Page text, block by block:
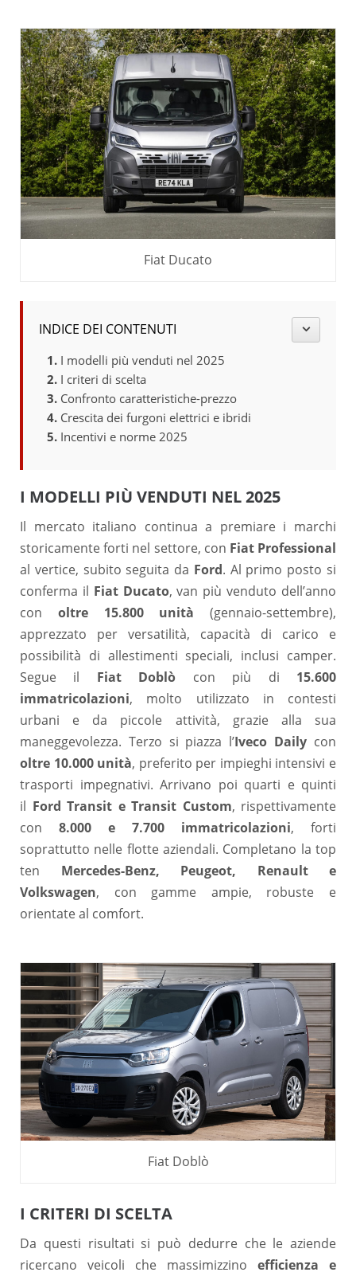
Fiat Ducato
INDICE DEI CONTENUTI
I modelli più venduti nel 2025
I criteri di scelta
Confronto caratteristiche-prezzo
Crescita dei furgoni elettrici e ibridi
Incentivi e norme 2025
I MODELLI PIÙ VENDUTI NEL 2025
Il mercato italiano continua a premiare i marchi
storicamente forti nel settore, con Fiat Professional
al vertice, subito seguita da Ford. Al primo posto si
conferma il Fiat Ducato, van più venduto dell’anno
con oltre 15.800 unità (gennaio-settembre),
apprezzato per versatilità, capacità di carico e
possibilità di allestimenti speciali, inclusi camper.
Segue il Fiat Doblò con più di 15.600
immatricolazioni, molto utilizzato in contesti
urbani e da piccole attività, grazie alla sua
maneggevolezza. Terzo si piazza l’Iveco Daily con
oltre 10.000 unità, preferito per impieghi intensivi e
trasporti impegnativi. Arrivano poi quarti e quinti
il Ford Transit e Transit Custom, rispettivamente
con 8.000 e 7.700 immatricolazioni, forti
soprattutto nelle flotte aziendali. Completano la top
ten Mercedes-Benz, Peugeot, Renault e
Volkswagen, con gamme ampie, robuste e
orientate al comfort.
Fiat Doblò
I CRITERI DI SCELTA
Da questi risultati si può dedurre che le aziende
ricercano veicoli che massimizzino efficienza e